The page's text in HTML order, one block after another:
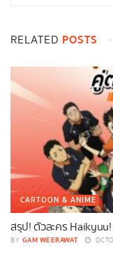
RELATED POSTS
CARTOON & ANIME
สรุป! ตัวละคร
BY GAM WEERAWAT